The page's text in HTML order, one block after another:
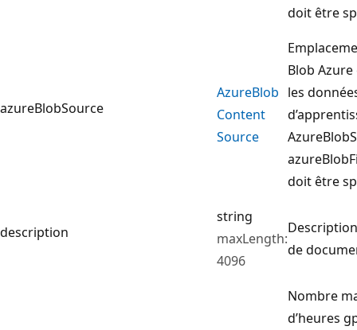
doit être
azureBlobSource
AzureBlob
Content
Source
Blob
les
doit être
description
string
maxLength:
4096
de
Nombre
d’heures